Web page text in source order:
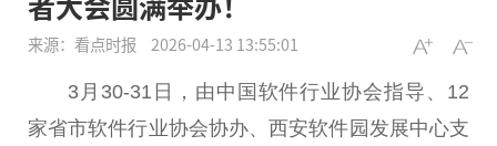
来源：看点时报 2026-04-13 13:55:01
3月30-31日，由中国软件行业协会指导、12
家省市软件行业协会协办、西安软件园发展中心支